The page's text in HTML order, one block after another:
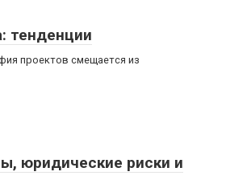
тенденции
проектов смещается из
юридические риски и